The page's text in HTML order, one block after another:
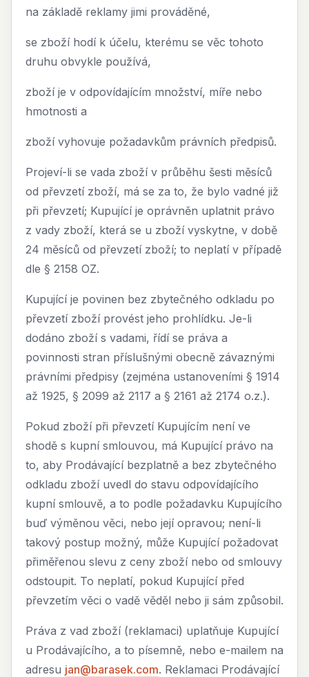
na základě reklamy jimi prováděné,
se zboží hodí k účelu, kterému se věc tohoto
druhu obvykle používá,
zboží je v odpovídajícím množství, míře nebo
hmotnosti a
zboží vyhovuje požadavkům právních předpisů.
Projeví-li se vada zboží v průběhu šesti měsíců
od převzetí zboží, má se za to, že bylo vadné již
při převzetí; Kupující je oprávněn uplatnit právo
z vady zboží, která se u zboží vyskytne, v době
24 měsíců od převzetí zboží; to neplatí v případě
dle § 2158 OZ.
Kupující je povinen bez zbytečného odkladu po
převzetí zboží provést jeho prohlídku. Je-li
dodáno zboží s vadami, řídí se práva a
povinnosti stran příslušnými obecně závaznými
právními předpisy (zejména ustanoveními § 1914
až 1925, § 2099 až 2117 a § 2161 až 2174 o.z.).
Pokud zboží při převzetí Kupujícím není ve
shodě s kupní smlouvou, má Kupující právo na
to, aby Prodávající bezplatně a bez zbytečného
odkladu zboží uvedl do stavu odpovídajícího
kupní smlouvě, a to podle požadavku Kupujícího
buď výměnou věci, nebo její opravou; není-li
takový postup možný, může Kupující požadovat
přiměřenou slevu z ceny zboží nebo od smlouvy
odstoupit. To neplatí, pokud Kupující před
převzetím věci o vadě věděl nebo ji sám způsobil.
Práva z vad zboží (reklamaci) uplatňuje Kupující
u Prodávajícího, a to písemně, nebo e-mailem na
adresu jan@barasek.com. Reklamaci Prodávající